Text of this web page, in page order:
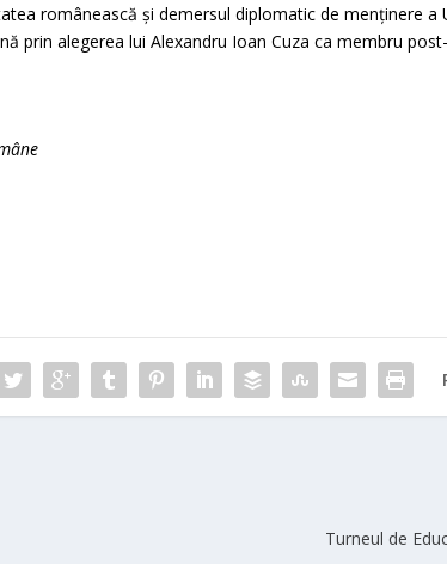
românească și demersul diplomatic de menținere a
prin alegerea lui Alexandru Ioan Cuza ca membru
Turneul de